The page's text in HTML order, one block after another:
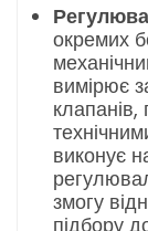
окремих
вимірює
виконує
змогу
підбору